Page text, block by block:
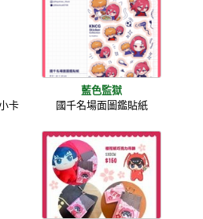
卡
藍色監獄
國千名場面圖鑑貼紙